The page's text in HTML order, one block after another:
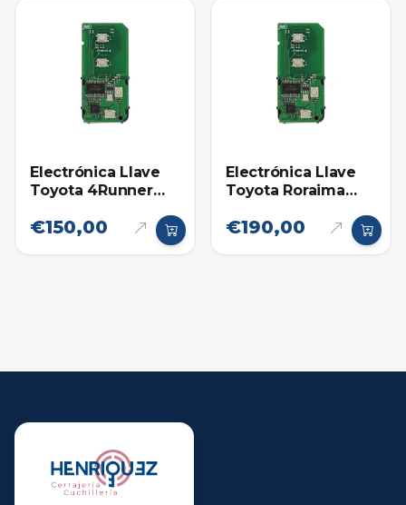
Electrónica Llave
Toyota 4Runner
€150,00
Electrónica Llave
Toyota Roraima
HYQ14AEM
€190,00